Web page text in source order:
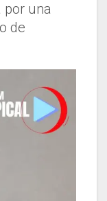
por una
de